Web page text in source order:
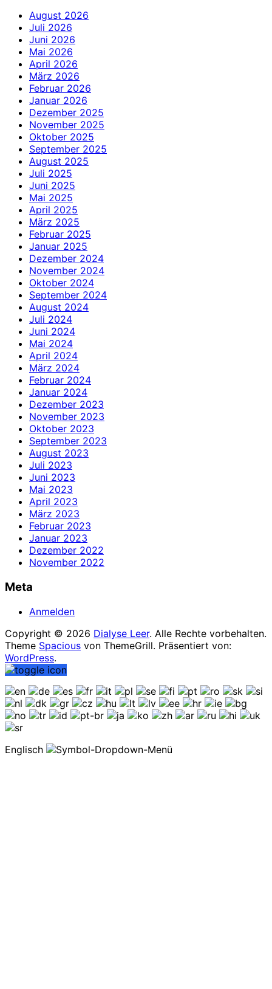
August 2026
Juli 2026
Juni 2026
Mai 2026
April 2026
März 2026
Februar 2026
Januar 2026
Dezember 2025
November 2025
Oktober 2025
September 2025
August 2025
Juli 2025
Juni 2025
Mai 2025
April 2025
März 2025
Februar 2025
Januar 2025
Dezember 2024
November 2024
Oktober 2024
September 2024
August 2024
Juli 2024
Juni 2024
Mai 2024
April 2024
März 2024
Februar 2024
Januar 2024
Dezember 2023
November 2023
Oktober 2023
September 2023
August 2023
Juli 2023
Juni 2023
Mai 2023
April 2023
März 2023
Februar 2023
Januar 2023
Dezember 2022
November 2022
Meta
Anmelden
Copyright © 2026 Dialyse Leer. Alle Rechte vorbehalten.
Theme Spacious von ThemeGrill. Präsentiert von:
WordPress.
Englisch